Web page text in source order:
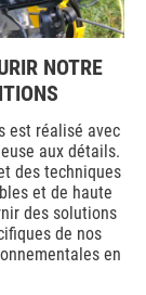
NOTRE
est réalisé avec
aux détails.
des techniques
et de haute
des solutions
de nos
en